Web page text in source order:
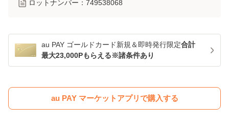
ロットナンバー： 749538068
au PAY ゴールドカード新規＆即時発行限定合計
最大23,000Pもらえる※諸条件あり
au PAY マーケットアプリで購入する